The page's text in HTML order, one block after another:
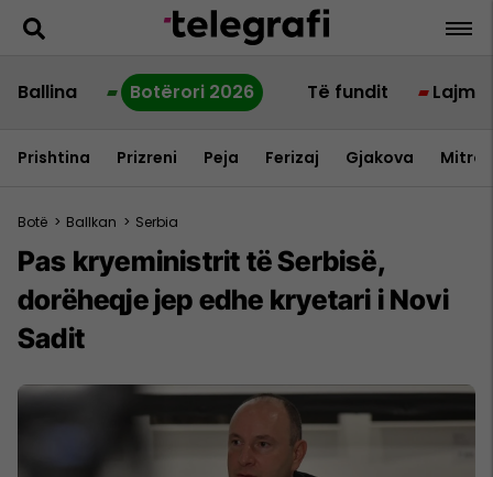
Ballina Botërori 2026 Të fundit Lajme
Prishtina Prizreni Peja Ferizaj Gjakova
Botë > Ballkan > Serbia
Pas kryeministrit të Serbisë,
dorëheqje jep edhe kryetari i Novi
Sadit